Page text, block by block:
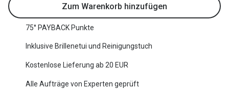
Brillen 2 für 1
20% auf selbsttönende Gläser
Back to School: 50% auf die zweite Kinderbrille
Zum Warenkorb hinzufügen
75° PAYBACK Punkte
Inklusive Brillenetui und Reinigungstuch
Kostenlose Lieferung ab 20 EUR
Alle Aufträge von Experten geprüft